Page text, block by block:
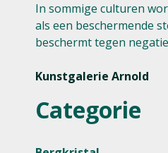
In sommige culturen
als een beschermende
beschermt tegen
Kunstgalerie Arnold
Categorie